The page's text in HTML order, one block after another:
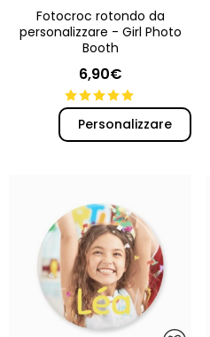
Fotocroc rotondo da
personalizzare - Girl Photo
Booth
6,90€
Personalizzare